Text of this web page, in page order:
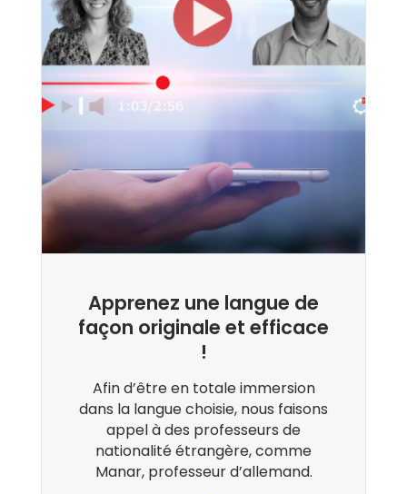
Apprenez une langue de
façon originale et efficace
!
Afin d’être en totale immersion
dans la langue choisie, nous faisons
appel à des professeurs de
nationalité étrangère, comme
Manar, professeur d’allemand.